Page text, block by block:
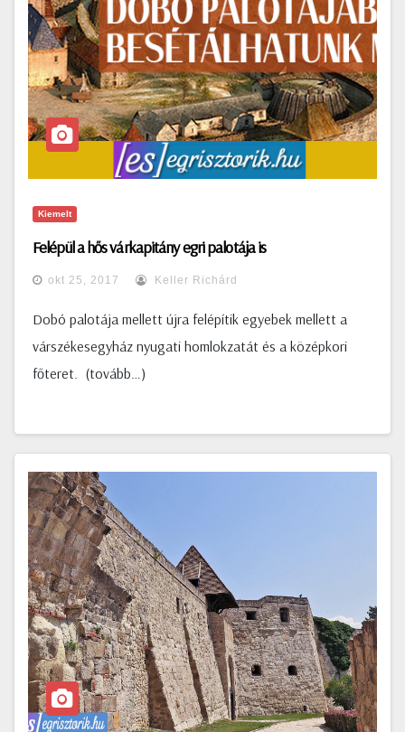
Kiemelt
Felépül a hős várkapitány egri palotája is
okt 25, 2017 Keller Richárd
Dobó palotája mellett újra felépítik egyebek mellett a
várszékesegyház nyugati homlokzatát és a középkori
főteret. (tovább…)